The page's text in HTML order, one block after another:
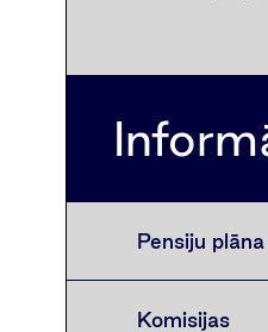
Pensiju
Komisijas